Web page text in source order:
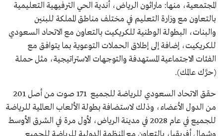
المجتمعية، منها: ماراثون الرياض، أندية الحي الترفيهية التعليمية
بالتعاون مع وزارة التعليم في مختلف مناطق المملكة للبنين
والبنات، البطولة الوطنية للكريكيت بالتعاون مع الاتحاد السعودي
للكريكيت، إضافة إلى إطلاق الحملات التوعوية بما يتوافق مع
الفئات الاجتماعية المستهدفة والتوجهات الاستراتيجية، مثل حملة
(حرَّك عالمك).
حقق الاتحاد السعودي للرياضة للجميع 171 صوت من أصل 201
من الدول الأعضاء، وذلك لاستضافة بطولة الألعاب العالمية للرياضة
للجميع في عام 2028 في مدينة الرياض، لأول مرة في الشرق الأوسط